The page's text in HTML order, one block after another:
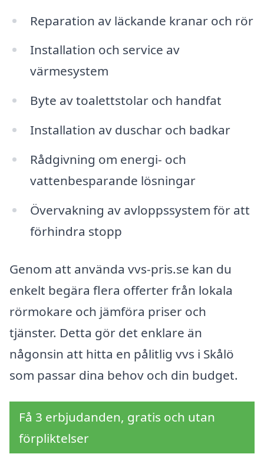
Reparation av läckande kranar och rör
Installation och service av
värmesystem
Byte av toalettstolar och handfat
Installation av duschar och badkar
Rådgivning om energi- och
vattenbesparande lösningar
Övervakning av avloppssystem för att
förhindra stopp
Genom att använda vvs-pris.se kan du
enkelt begära flera offerter från lokala
rörmokare och jämföra priser och
tjänster. Detta gör det enklare än
någonsin att hitta en pålitlig vvs i Skålö
som passar dina behov och din budget.
Få 3 erbjudanden, gratis och utan
förpliktelser